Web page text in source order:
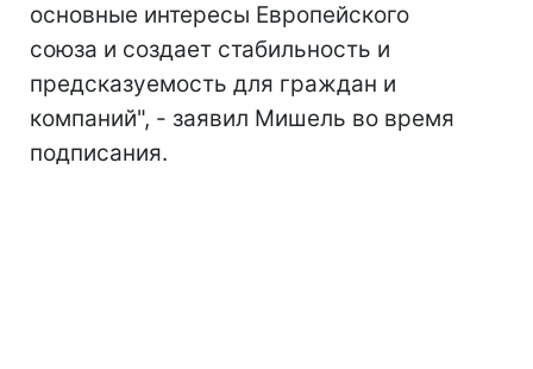
основные интересы Европейского
союза и создает стабильность и
предсказуемость для граждан и
компаний", - заявил Мишель во время
подписания.